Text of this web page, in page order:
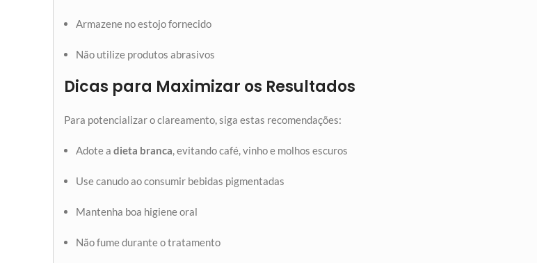
Armazene no estojo fornecido
Não utilize produtos abrasivos
Dicas para Maximizar os Resultados
Para potencializar o clareamento, siga estas recomendações:
Adote a dieta branca, evitando café, vinho e molhos escuros
Use canudo ao consumir bebidas pigmentadas
Mantenha boa higiene oral
Não fume durante o tratamento